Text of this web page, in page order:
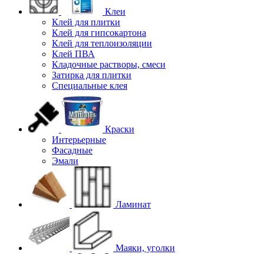
Клеи
Клей для плитки
Клей для гипсокартона
Клей для теплоизоляции
Клей ПВА
Кладочные растворы, смеси
Затирка для плитки
Специальные клея
Краски
Интерьерные
Фасадные
Эмали
Ламинат
Маяки, уголки